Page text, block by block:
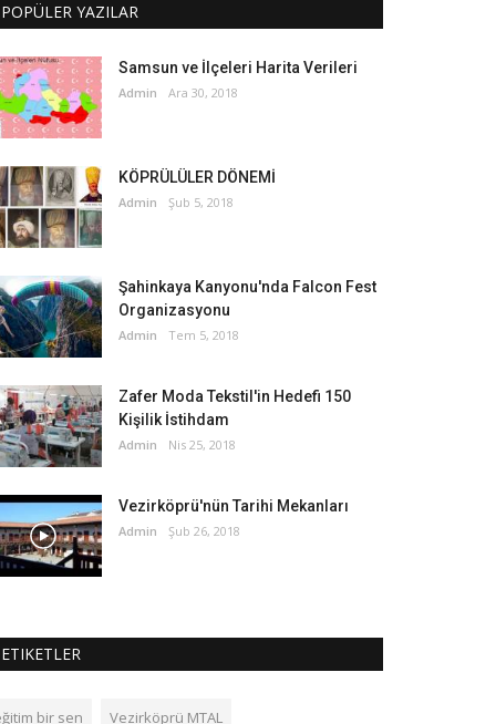
POPÜLER YAZILAR
Samsun ve İlçeleri Harita Verileri
Admin Ara 30, 2018
KÖPRÜLÜLER DÖNEMİ
Admin Şub 5, 2018
Şahinkaya Kanyonu'nda Falcon Fest
Organizasyonu
Admin Tem 5, 2018
Zafer Moda Tekstil'in Hedefi 150
Kişilik İstihdam
Admin Nis 25, 2018
Vezirköprü'nün Tarihi Mekanları
Admin Şub 26, 2018
ETIKETLER
bir sen Vezirköprü MTAL